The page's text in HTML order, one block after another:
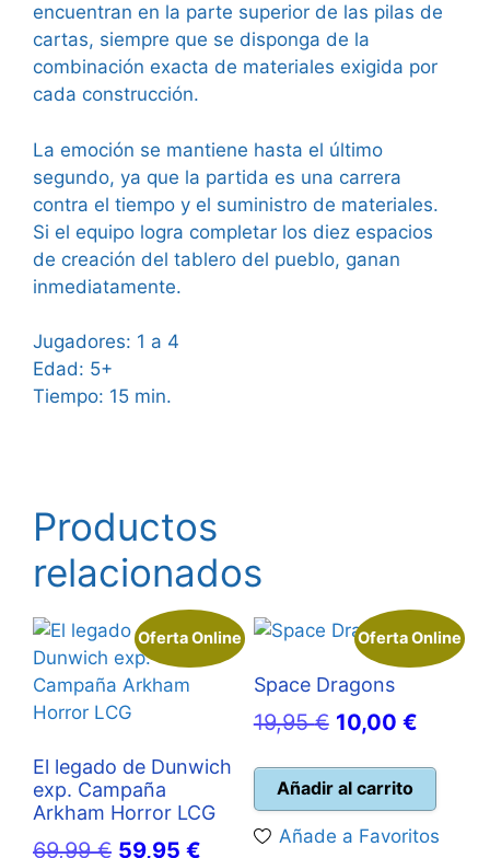
encuentran en la parte superior de las pilas de
cartas, siempre que se disponga de la
combinación exacta de materiales exigida por
cada construcción.
La emoción se mantiene hasta el último
segundo, ya que la partida es una carrera
contra el tiempo y el suministro de materiales.
Si el equipo logra completar los diez espacios
de creación del tablero del pueblo, ganan
inmediatamente.
Jugadores: 1 a 4
Edad: 5+
Tiempo: 15 min.
Productos
relacionados
Oferta Online
El legado de Dunwich
exp. Campaña
Arkham Horror LCG
69,99€ El
59,95 €
Oferta Online
Space Dragons
19,95€ El
original
era:
19,95 €.
10,00 €El
es:
10,00
Añadir al carrito
Añade a Favoritos